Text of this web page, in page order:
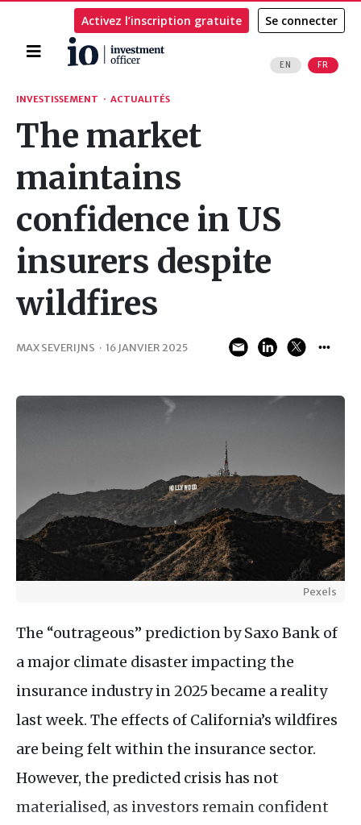
Accueil
EN FR
Activez l’inscription gratuite Se connecter
Rechercher
INVESTISSEMENT · ACTUALITÉS
The market
maintains
confidence in US
insurers despite
wildfires
MAX SEVERIJNS · 16 JANVIER 2025
Pexels
The “outrageous” prediction by Saxo Bank of
a major climate disaster impacting the
insurance industry in 2025 became a reality
last week. The effects of California’s wildfires
are being felt within the insurance sector.
However, the predicted crisis has not
materialised, as investors remain confident